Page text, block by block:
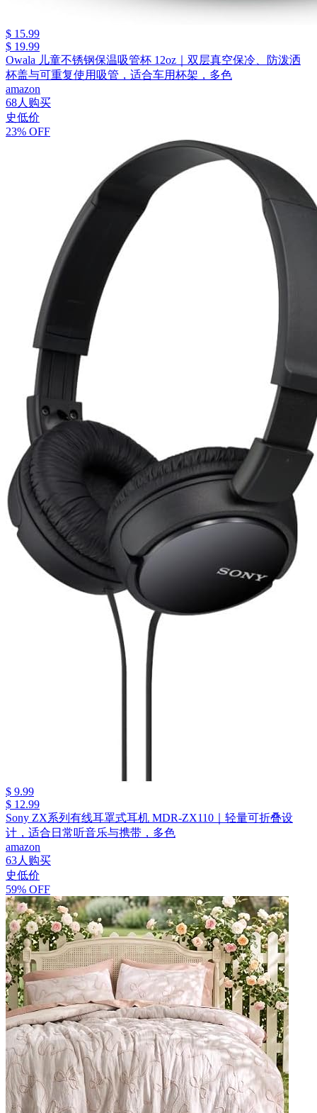
$ 15.99
$ 19.99
Owala 儿童不锈钢保温吸管杯 12oz｜双层真空保冷、防泼洒
杯盖与可重复使用吸管，适合车用杯架，多色
amazon
68人购买
史低价
23% OFF
$ 9.99
$ 12.99
Sony ZX系列有线耳罩式耳机 MDR-ZX110｜轻量可折叠设
计，适合日常听音乐与携带，多色
amazon
63人购买
史低价
59% OFF